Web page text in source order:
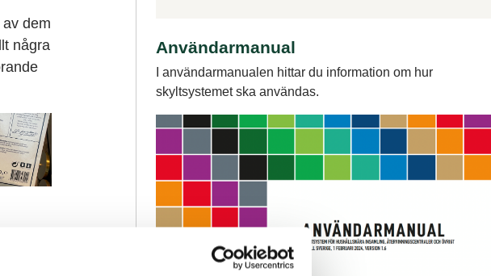
dem
några
att
Användarmanual
I användarmanualen hittar du information om hur
skyltsystemet ska användas.